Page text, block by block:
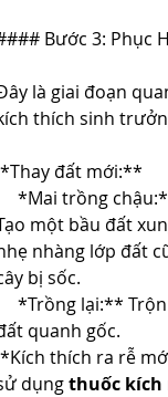
Bước 3: Phục
là giai đoạn
thích sinh
*Thay đất mới:**
*Mai trồng
một bầu đất
nhàng lớp đất
bị sốc.
*Trồng lại:**
quanh gốc.
*Kích thích ra rễ
dụng thuốc kích